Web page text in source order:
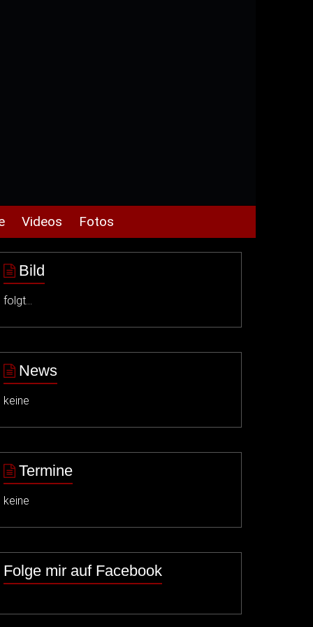
Videos Fotos
Bild
folgt…
News
keine
Termine
keine
Folge mir auf Facebook